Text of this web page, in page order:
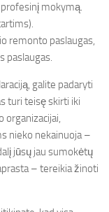
mokymą.
remonto paslaugas,
paslaugas.
galite padaryti
turi teisę skirti iki
organizacijai,
nieko nekainuoja –
jūsų jau sumokėtų
– tereikia žinoti